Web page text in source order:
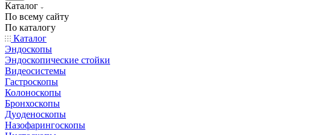
Каталог
По всему сайту
По каталогу
Каталог
Эндоскопы
Эндоскопические стойки
Видеосистемы
Гастроскопы
Колоноскопы
Бронхоскопы
Дуоденоскопы
Назофарингоскопы